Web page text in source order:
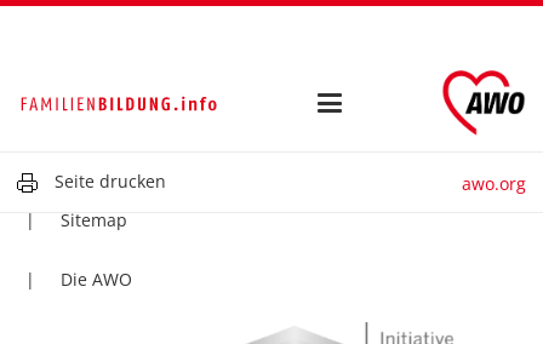
Seite drucken awo.org
Impressum
Sitemap
Die AWO